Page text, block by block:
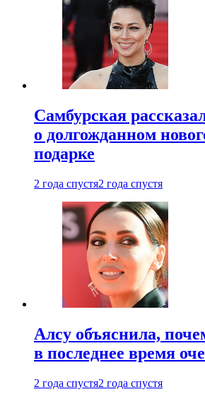
Самбурская
о долгожданном
подарке
2 года спустя2 года спустя
Алсу объяснила,
в последнее время
2 года спустя2 года спустя